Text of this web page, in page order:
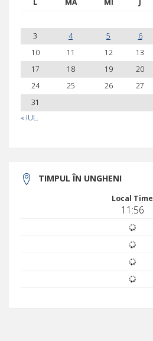
L MA MI
« IUL.
3
4 5 6
10
11 12 13
17
18 19 20
24
25 26 27
31
TIMPUL ÎN UNGHENI
Local Time
11:56